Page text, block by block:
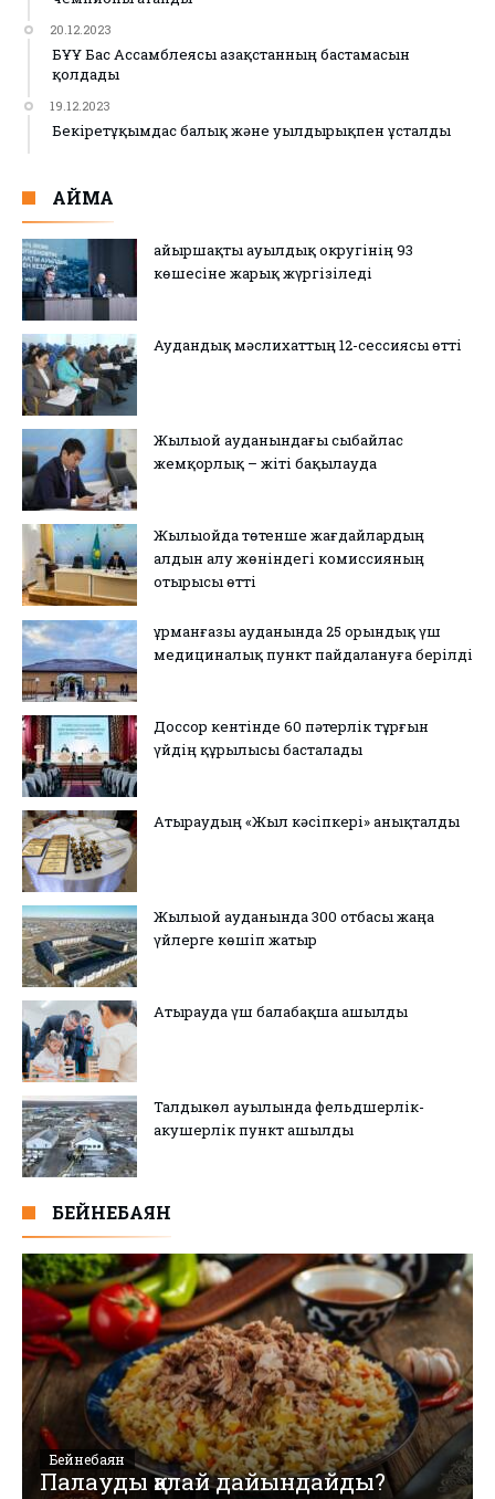
20.12.2023
БҰҰ Бас Ассамблеясы Қазақстанның бастамасын
қолдады
19.12.2023
Бекіретұқымдас балық және уылдырықпен ұсталды
АЙМАҚ
Қайыршақты ауылдық округінің 93
көшесіне жарық жүргізіледі
Аудандық мәслихаттың 12-сессиясы өтті
Жылыой ауданындағы сыбайлас
жемқорлық – жіті бақылауда
Жылыойда төтенше жағдайлардың
алдын алу жөніндегі комиссияның
отырысы өтті
Құрманғазы ауданында 25 орындық үш
медициналық пункт пайдалануға берілді
Доссор кентінде 60 пәтерлік тұрғын
үйдің құрылысы басталады
Атыраудың «Жыл кәсіпкері» анықталды
Жылыой ауданында 300 отбасы жаңа
үйлерге көшіп жатыр
Атырауда үш балабақша ашылды
Талдыкөл ауылында фельдшерлік-
акушерлік пункт ашылды
БЕЙНЕБАЯН
Бейнебаян
Палауды қалай дайындайды?